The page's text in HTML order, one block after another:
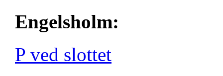
Engelsholm:
P ved slottet